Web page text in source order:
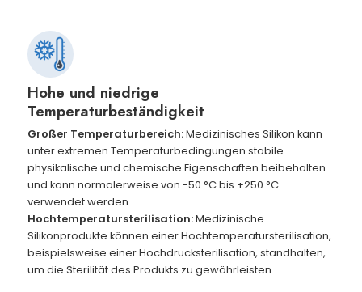
Hohe und niedrige
Temperaturbeständigkeit
Großer Temperaturbereich:Medizinisches Silikon kann
unter extremen Temperaturbedingungen stabile
physikalische und chemische Eigenschaften beibehalten
und kann normalerweise von -50 °C bis +250 °C
verwendet werden.
Hochtemperatursterilisation:Medizinische
Silikonprodukte können einer Hochtemperatursterilisation,
beispielsweise einer Hochdrucksterilisation, standhalten,
um die Sterilität des Produkts zu gewährleisten.